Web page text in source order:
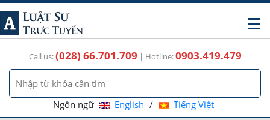
Call us:(028) 66.701.709 | Hotline:0903.419.479
Ngôn ngữ English / Tiếng Việt